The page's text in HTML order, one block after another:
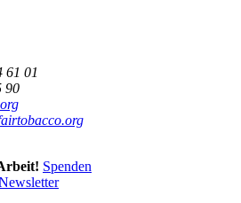
61 01
90
Spenden